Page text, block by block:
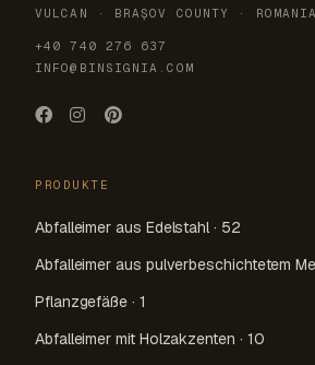
VULCAN · BRAȘOV COUNTY · ROMANIA
+40 740 276 637
INFO@BINSIGNIA.COM
PRODUKTE
Abfalleimer aus Edelstahl · 52
Abfalleimer aus pulverbeschichtetem
Pflanzgefäße · 1
Abfalleimer mit Holzakzenten · 10